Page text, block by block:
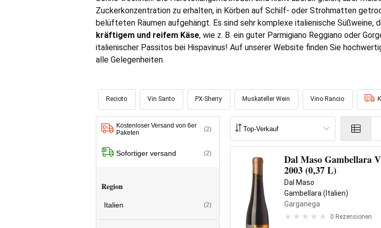
Zuckerkonzentration zu erhalten, in Körben auf Schilf- oder Strohmatten
belüfteten Räumen aufgehängt. Es sind sehr komplexe italienische Süßweine,
kräftigem und reifem Käse, wie z. B. ein guter Parmigiano Reggiano oder
italienischer Passitos bei Hispavinus! Auf unserer Website finden Sie
alle Gelegenheiten.
Recioto Vin Santo PX-Sherry Muskateller Wein Vino Rancio
Kostenloser Versand von 6er
Paketen
(2)
Sofortiger versand (2)
Region
Italien (2)
Dal Maso Gambellara
2003 (0,37 L)
Dal Maso
Gambellara (Italien)
Garganega
0 Rezensionen